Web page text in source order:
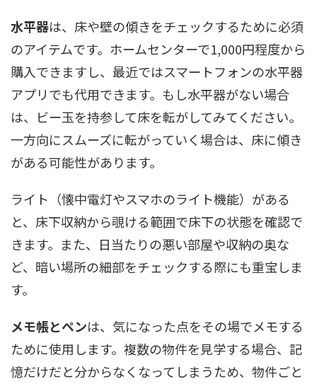
水平器は、床や壁の傾きをチェックするために必須
のアイテムです。ホームセンターで1,000円程度から
購入できますし、最近ではスマートフォンの水平器
アプリでも代用できます。もし水平器がない場合
は、ビー玉を持参して床を転がしてみてください。
一方向にスムーズに転がっていく場合は、床に傾き
がある可能性があります。
ライト（懐中電灯やスマホのライト機能）がある
と、床下収納から覗ける範囲で床下の状態を確認で
きます。また、日当たりの悪い部屋や収納の奥な
ど、暗い場所の細部をチェックする際にも重宝しま
す。
メモ帳とペンは、気になった点をその場でメモする
ために使用します。複数の物件を見学する場合、記
憶だけだと分からなくなってしまうため、物件ごと